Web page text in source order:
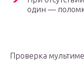
один —
Проверка